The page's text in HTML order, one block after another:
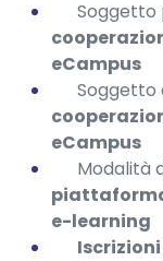
Soggetto
eCampus
Soggetto
eCampus
Modalità
e-learning